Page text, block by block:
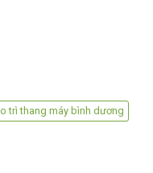
trì thang máy bình dương